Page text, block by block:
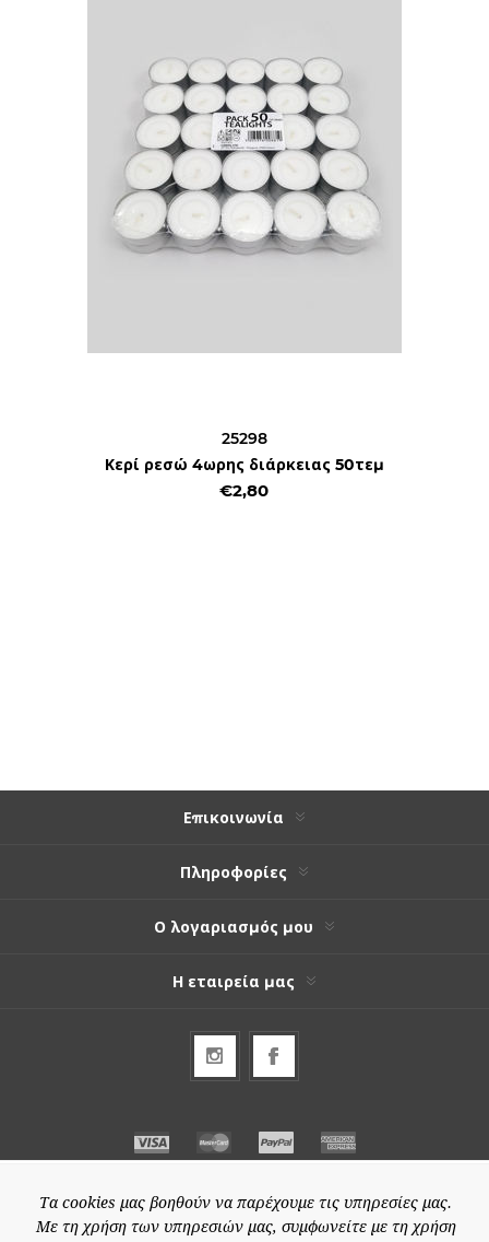
25298
Κερί ρεσώ 4ωρης διάρκειας 50τεμ
€2,80
Επικοινωνία
Πληροφορίες
Ο λογαριασμός μου
Η εταιρεία μας
Τα cookies μας βοηθούν να παρέχουμε τις υπηρεσίες μας.
Με τη χρήση των υπηρεσιών μας, συμφωνείτε με τη χρήση